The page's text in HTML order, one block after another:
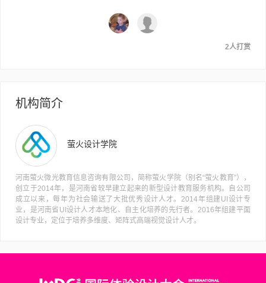
2人打赏
机构简介
萤火设计学院
河南萤火微光教育信息咨询有限公司，简称萤火学院（别名“萤火教育”），
创立于2014年，是河南省较早建立起来的新型设计教育服务机构。自公司
成立以来，每年为社会输送了大批优秀设计人才。2014年组建UI设计专
业，是河南省UI设计人才本地化、自主化培养的先行者。2016年组建平面
设计专业，定位于培养多维度、矩阵式高端视觉设计人才。